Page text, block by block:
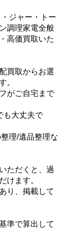
ジャー・トー
調理家電全般
高価買取いた
買取からお選
。
がご自宅まで
も大丈夫で
理/遺品整理な
ただくと、過
けます。
り、掲載して
準で算出して